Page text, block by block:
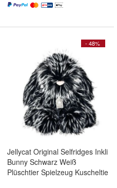
- 48%
Jellycat Original Selfridges Inkli
Bunny Schwarz Weiß
Plüschtier Spielzeug Kuscheltie